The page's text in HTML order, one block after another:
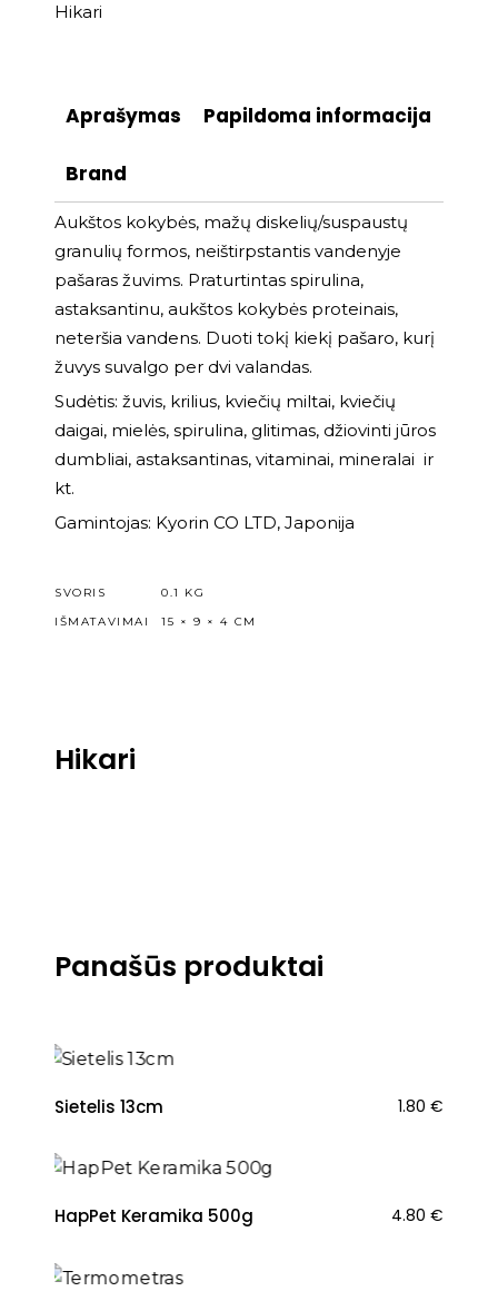
Hikari
Aprašymas Papildoma informacija
Brand
Aukštos kokybės, mažų diskelių/suspaustų
granulių formos, neištirpstantis vandenyje
pašaras žuvims. Praturtintas spirulina,
astaksantinu, aukštos kokybės proteinais,
neteršia vandens. Duoti tokį kiekį pašaro, kurį
žuvys suvalgo per dvi valandas.
Sudėtis: žuvis, krilius, kviečių miltai, kviečių
daigai, mielės, spirulina, glitimas, džiovinti jūros
dumbliai, astaksantinas, vitaminai, mineralai ir
kt.
Gamintojas: Kyorin CO LTD, Japonija
SVORIS
0.1 KG
IŠMATAVIMAI
15 × 9 × 4 CM
Hikari
Panašūs produktai
Sietelis 13cm 1.80 €
HapPet Keramika 500g 4.80 €